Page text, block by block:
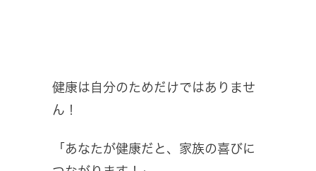
健康は自分のためだけではありませ
ん！
「あなたが健康だと、家族の喜びに